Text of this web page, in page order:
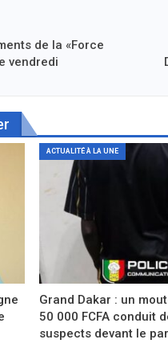
de la «Force
vendredi
ACTUALITÉ À LA UNE
Grand Dakar : un
50 000 FCFA conduit
suspects devant le